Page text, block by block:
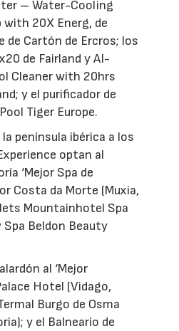
– Water-Cooling
with 20X Energ, de
de Cartón de Ercros; los
de Fairland y AI-
Cleaner with 20hrs
y el purificador de
Tiger Europe.
península ibérica a los
optan al
‘Mejor Spa de
Costa da Morte (Muxia,
Mountainhotel Spa
Spa Beldon Beauty
al ‘Mejor
Hotel (Vidago,
Burgo de Osma
y el Balneario de